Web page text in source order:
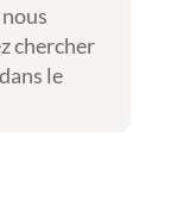
chercher
le